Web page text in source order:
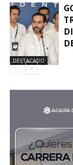
DESTACADO